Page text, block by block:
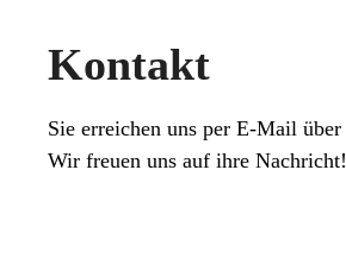
Kontakt
Sie erreichen uns per E-Mail über
Wir freuen uns auf ihre Nachricht!